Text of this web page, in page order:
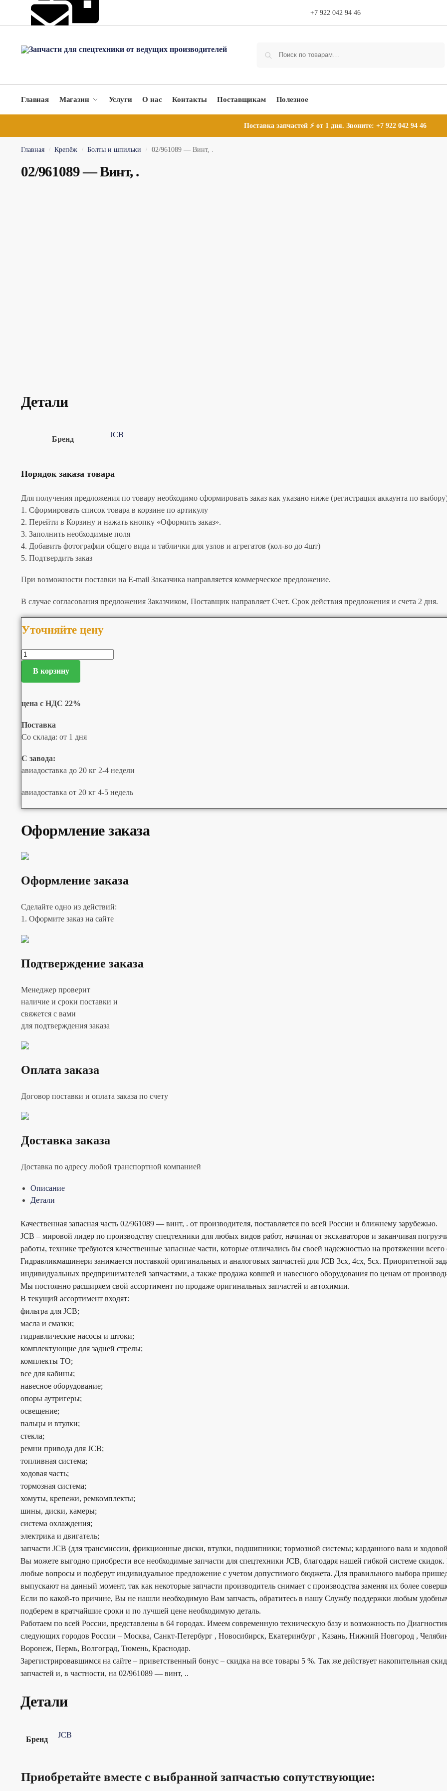
+7 922 042 94 46
Главная Магазин Услуги О нас Контакты Поставщикам Полезное
Поставка запчастей ⚡ от 1 дня. Звоните: +7 922 042 94 46
Главная / Крепёж / Болты и шпильки / 02/961089 — Винт, .
02/961089 — Винт, .
Детали
Бренд
JCB
Порядок заказа товара
Для получения предложения по товару необходимо сформировать заказ как указано ниже (регистрация аккаунта по
1. Сформировать список товара в корзине по артикулу
2. Перейти в Корзину и нажать кнопку «Оформить заказ».
3. Заполнить необходимые поля
4. Добавить фотографии общего вида и таблички для узлов и агрегатов (кол-во до 4шт)
5. Подтвердить заказ
При возможности поставки на E-mail Заказчика направляется коммерческое предложение.
В случае согласования предложения Заказчиком, Поставщик направляет Счет. Срок действия предложения и счета 2 дня.
Уточняйте цену
В корзину
цена с НДС 22%
Поставка
Со склада: от 1 дня
С завода:
авиадоставка до 20 кг 2-4 недели
авиадоставка от 20 кг 4-5 недель
Оформление заказа
Оформление заказа
Сделайте одно из действий:
1. Оформите заказ на сайте
Подтверждение заказа
Менеджер проверит
наличие и сроки поставки и
свяжется с вами
для подтверждения заказа
Оплата заказа
Договор поставки и оплата заказа по счету
Доставка заказа
Доставка по адресу любой транспортной компанией
Описание
Детали
Качественная запасная часть 02/961089 — винт, . от производителя, поставляется по всей России и ближнему зарубежью.
JCB – мировой лидер по производству спецтехники для любых видов работ, начиная от экскаваторов и заканчивая
работы, технике требуются качественные запасные части, которые отличались бы своей надежностью на протяжении всего
Гидравликмашинери занимается поставкой оригинальных и аналоговых запчастей для JCB 3cx, 4cx, 5cx. Приоритетной
индивидуальных предпринимателей запчастями, а также продажа ковшей и навесного оборудования по ценам от
Мы постоянно расширяем свой ассортимент по продаже оригинальных запчастей и автохимии.
В текущий ассортимент входят:
фильтра для JCB;
масла и смазки;
гидравлические насосы и штоки;
комплектующие для задней стрелы;
комплекты ТО;
все для кабины;
навесное оборудование;
опоры аутригеры;
освещение;
пальцы и втулки;
стекла;
ремни привода для JCB;
топливная система;
ходовая часть;
тормозная система;
хомуты, крепежи, ремкомплекты;
шины, диски, камеры;
система охлаждения;
электрика и двигатель;
запчасти JCB (для трансмиссии, фрикционные диски, втулки, подшипники; тормозной системы; карданного вала и
Вы можете выгодно приобрести все необходимые запчасти для спецтехники JCB, благодаря нашей гибкой системе
любые вопросы и подберут индивидуальное предложение с учетом допустимого бюджета. Для правильного выбора
выпускают на данный момент, так как некоторые запчасти производитель снимает с производства заменяя их более
Если по какой-то причине, Вы не нашли необходимую Вам запчасть, обратитесь в нашу Службу поддержки любым
подберем в кратчайшие сроки и по лучшей цене необходимую деталь.
Работаем по всей России, представлены в 64 городах. Имеем современную техническую базу и возможность по
следующих городов России – Москва, Санкт-Петербург , Новосибирск, Екатеринбург , Казань, Нижний Новгород ,
Воронеж, Пермь, Волгоград, Тюмень, Краснодар.
Зарегистрировавшимся на сайте – приветственный бонус – скидка на все товары 5 %. Так же действует накопительная
запчастей и, в частности, на 02/961089 — винт, ..
Детали
Бренд
JCB
Приобретайте вместе с выбранной запчастью сопутствующие: